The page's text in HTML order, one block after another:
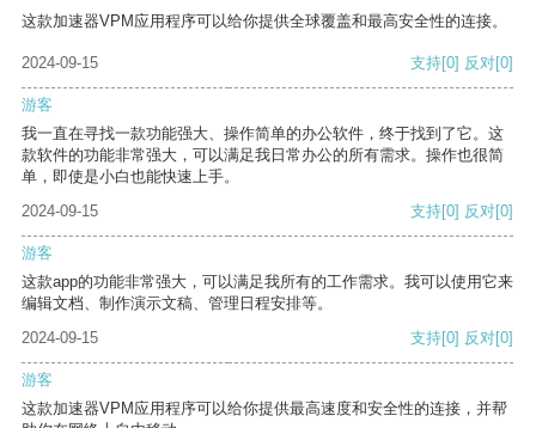
这款加速器VPM应用程序可以给你提供全球覆盖和最高安全性的连接。
2024-09-15 支持[0] 反对[0]
游客
我一直在寻找一款功能强大、操作简单的办公软件，终于找到了它。这
款软件的功能非常强大，可以满足我日常办公的所有需求。操作也很简
单，即使是小白也能快速上手。
2024-09-15
支持[0] 反对[0]
游客
这款app的功能非常强大，可以满足我所有的工作需求。我可以使用它来
编辑文档、制作演示文稿、管理日程安排等。
2024-09-15
支持[0] 反对[0]
游客
这款加速器VPM应用程序可以给你提供最高速度和安全性的连接，并帮